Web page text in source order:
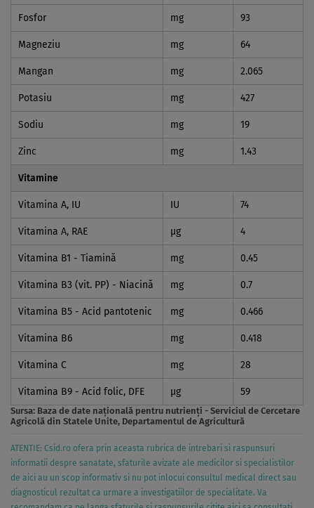
Fosfor mg 93
Magneziu mg 64
Mangan mg 2.065
Potasiu mg 427
Sodiu mg 19
Zinc mg 1.43
Vitamine
Vitamina A, IU IU 74
Vitamina A, RAE µg 4
Vitamina B1 - Tiamină mg 0.45
Vitamina B3 (vit. PP) - Niacină mg 0.7
Vitamina B5 - Acid pantotenic mg 0.466
Vitamina B6 mg 0.418
Vitamina C mg 28
Vitamina B9 - Acid folic, DFE µg 59
Sursa: Baza de date naţională pentru nutrienţi - Serviciul de Cercetare
Agricolă din Statele Unite, Departamentul de Agricultură
ATENTIE: Csid.ro ofera prin aceasta rubrica de intrebari si raspunsuri
informatii despre sanatate, sfaturile avizate ale medicilor si specialistilor
de aici au un scop informativ si nu pot inlocui consultul medical direct sau
diagnosticul rezultat ca urmare a investigatiilor de specialitate. Va